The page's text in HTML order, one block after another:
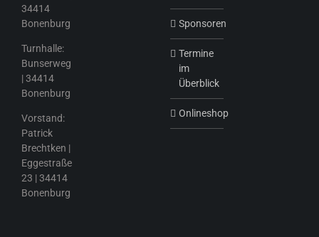
34414
Bonenburg
Turnhalle:
Bunserweg
| 34414
Bonenburg
Vorstand:
Patrick
Brechtken |
Eggestraße
23 | 34414
Bonenburg
Sponsoren
Termine
im
Überblick
Onlineshop